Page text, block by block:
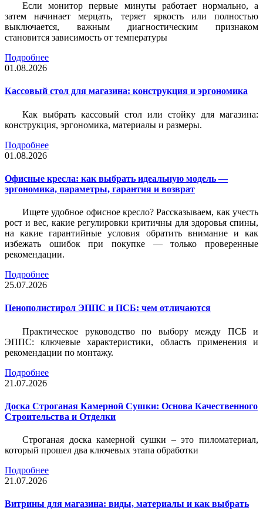
Если монитор первые минуты работает нормально, а
затем начинает мерцать, теряет яркость или полностью
выключается, важным диагностическим признаком
становится зависимость от температуры
Подробнее
01.08.2026
Кассовый стол для магазина: конструкция и эргономика
Как выбрать кассовый стол или стойку для магазина:
конструкция, эргономика, материалы и размеры.
Подробнее
01.08.2026
Офисные кресла: как выбрать идеальную модель —
эргономика, параметры, гарантия и возврат
Ищете удобное офисное кресло? Рассказываем, как учесть
рост и вес, какие регулировки критичны для здоровья спины,
на какие гарантийные условия обратить внимание и как
избежать ошибок при покупке — только проверенные
рекомендации.
Подробнее
25.07.2026
Пенополистирол ЭППС и ПСБ: чем отличаются
Практическое руководство по выбору между ПСБ и
ЭППС: ключевые характеристики, область применения и
рекомендации по монтажу.
Подробнее
21.07.2026
Доска Строганая Камерной Сушки: Основа Качественного
Строительства и Отделки
Строганая доска камерной сушки – это пиломатериал,
который прошел два ключевых этапа обработки
Подробнее
21.07.2026
Витрины для магазина: виды, материалы и как выбрать